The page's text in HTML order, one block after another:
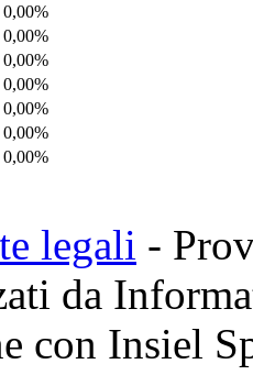
0,00%
0,00%
0,00%
0,00%
0,00%
0,00%
0,00%
legali -
da
con Insiel